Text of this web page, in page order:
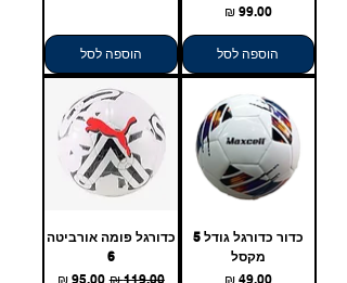
מחיר‏99.00 ‏₪
הוספה לסל הוספה לסל
כדור כדורגל גודל 5
מקסל
מחיר‏49.00 ‏₪
כדורגל פומה אורביטה
6
מחיר רגיל‏119.00 ‏₪ מחיר מבצע‏95.00 ‏₪